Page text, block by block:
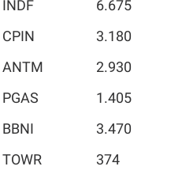
INDF
6.675
CPIN
3.180
ANTM
2.930
PGAS
1.405
BBNI
3.470
TOWR
374